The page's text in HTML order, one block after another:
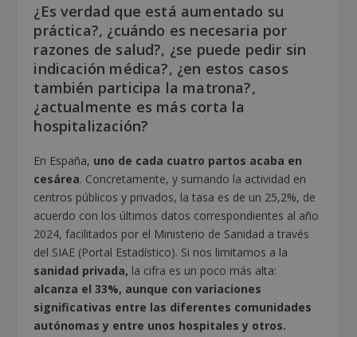
¿Es verdad que está aumentado su
práctica?, ¿cuándo es necesaria por
razones de salud?, ¿se puede pedir sin
indicación médica?, ¿en estos casos
también participa la matrona?,
¿actualmente es más corta la
hospitalización?
En España, uno de cada cuatro partos acaba en
cesárea. Concretamente, y sumando la actividad en
centros públicos y privados, la tasa es de un 25,2%, de
acuerdo con los últimos datos correspondientes al año
2024, facilitados por el Ministerio de Sanidad a través
del SIAE (Portal Estadístico). Si nos limitamos a la
sanidad privada, la cifra es un poco más alta:
alcanza el 33%, aunque con variaciones
significativas entre las diferentes comunidades
autónomas y entre unos hospitales y otros.